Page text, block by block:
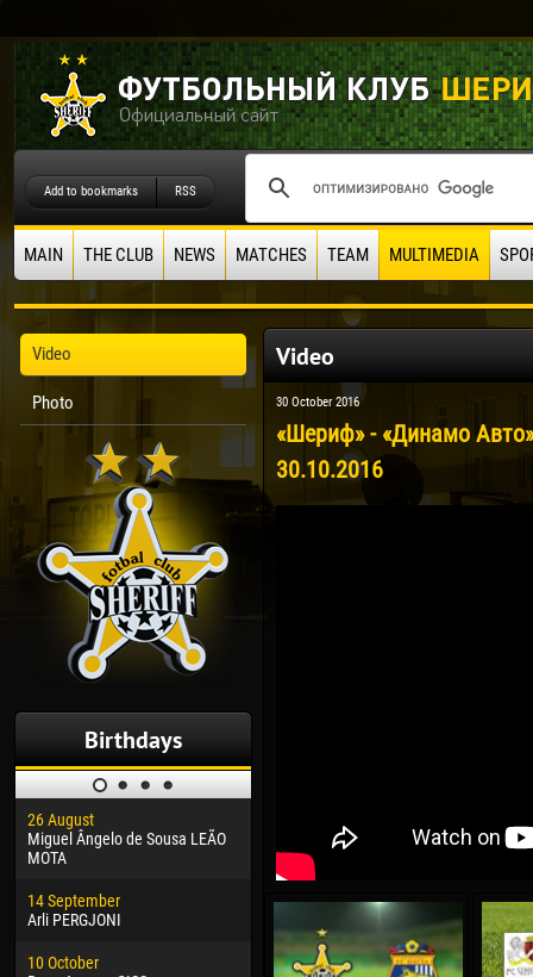
Add to bookmarks RSS
MAIN THE CLUB NEWS MATCHES TEAM MULTIMEDIA
Video
Photo
Birthdays
26 August
Miguel Ângelo de Sousa LEÃO
MOTA
14 September
Arli PERGJONI
10 October
Dhoraso Moreo KLAS
24 February
Vladislav COSTIN
02 March
Veaceslav COZMA
24
Video
30 October 2016
«Шериф» - «Динамо
30.10.2016